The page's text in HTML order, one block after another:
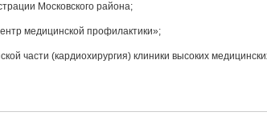
Московского района;
медицинской профилактики»;
части (кардиохирургия) клиники высоких